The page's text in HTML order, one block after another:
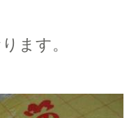
ます。